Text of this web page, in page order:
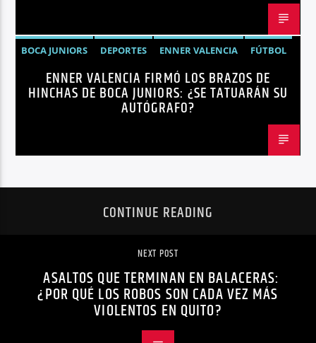
BOCA JUNIORS DEPORTES ENNER VALENCIA
FÚTBOL
NOTICIASENNER VALENCIA FIRMÓ LOS BRAZOS DE
HINCHAS DE BOCA JUNIORS: ¿SE TATUARÁN SU
AUTÓGRAFO?
CONTINUE READING
NEXT POST
ASALTOS QUE TERMINAN EN BALACERAS:
¿POR QUÉ LOS ROBOS SON CADA VEZ MÁS
VIOLENTOS EN QUITO?